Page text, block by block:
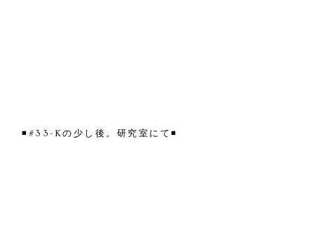
◾️#33-Kの少し後。研究室にて◾️